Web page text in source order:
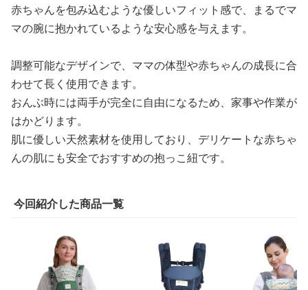
赤ちゃんを包み込むような優しいフィット感で、まるでマ
マの腕に抱かれているような安心感を与えます。
調整可能なデザインで、ママの体型や赤ちゃんの成長に合
わせて長く使用できます。
おんぶ時には両手が完全に自由になるため、家事や作業が
はかどります。
肌に優しい天然素材を使用しており、デリケートな赤ちゃ
んの肌にも安全でおすすめの抱っこ紐です。
今回紹介した商品一覧